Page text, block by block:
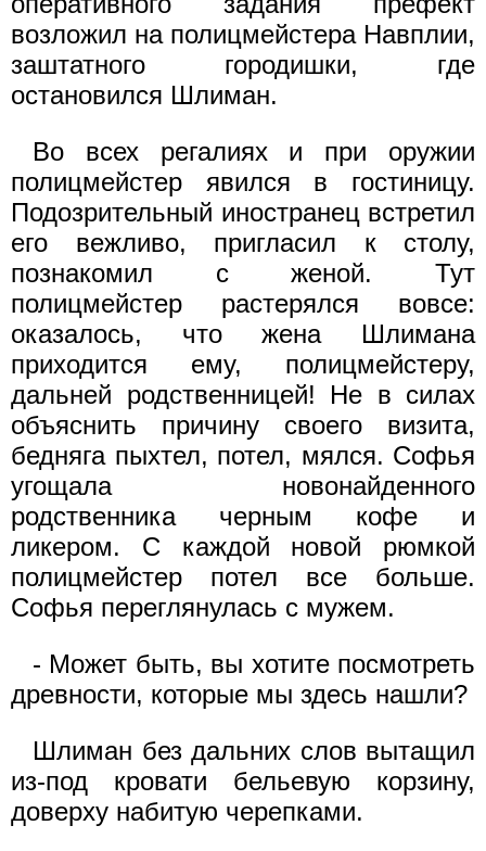
возложил на полицмейстера Навплии,
заштатного городишки, где
остановился Шлиман.
Во всех регалиях и при оружии
полицмейстер явился в гостиницу.
Подозрительный иностранец встретил
его вежливо, пригласил к столу,
познакомил с женой. Тут
полицмейстер растерялся вовсе:
оказалось, что жена Шлимана
приходится ему, полицмейстеру,
дальней родственницей! Не в силах
объяснить причину своего визита,
бедняга пыхтел, потел, мялся. Софья
угощала новонайденного
родственника черным кофе и
ликером. С каждой новой рюмкой
полицмейстер потел все больше.
Софья переглянулась с мужем.
- Может быть, вы хотите посмотреть
древности, которые мы здесь нашли?
Шлиман без дальних слов вытащил
из-под кровати бельевую корзину,
доверху набитую черепками.